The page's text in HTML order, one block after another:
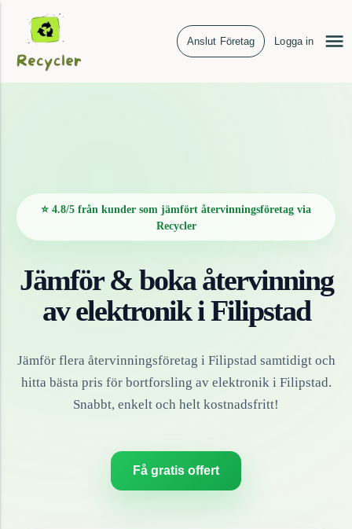
Anslut Företag Logga in
⭐ 4.8/5 från kunder som jämfört återvinningsföretag via
Recycler
Jämför & boka återvinning
avelektronikiFilipstad
Jämför flera återvinningsföretag i Filipstad samtidigt och
hitta bästa pris för bortforsling av elektroniki Filipstad.
Snabbt, enkelt och helt kostnadsfritt!
Få gratis offert